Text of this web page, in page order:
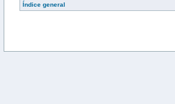
Índice general